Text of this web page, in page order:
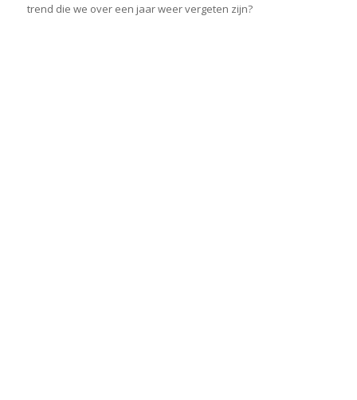
trend die we over een jaar weer vergeten zijn?